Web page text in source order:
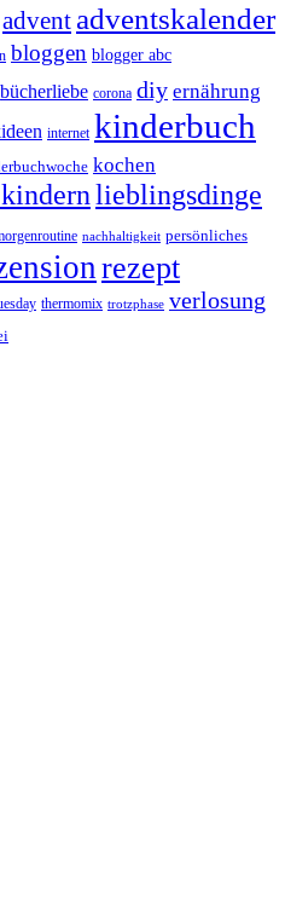
advent adventskalender
bloggen blogger abc
bücherliebe corona diy ernährung
internet kinderbuch
kochen
lieblingsdinge
nachhaltigkeit persönliches
rezept
thermomix trotzphase verlosung